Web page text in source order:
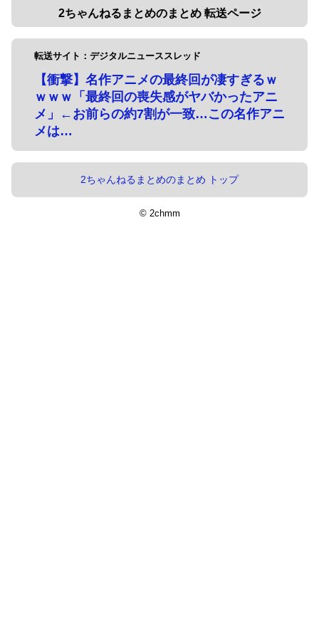
2ちゃんねるまとめのまとめ 転送ページ
転送サイト：デジタルニューススレッド
【衝撃】名作アニメの最終回が凄すぎるｗ
ｗｗｗ「最終回の喪失感がヤバかったアニ
メ」←お前らの約7割が一致…この名作アニ
メは…
2ちゃんねるまとめのまとめ トップ
© 2chmm